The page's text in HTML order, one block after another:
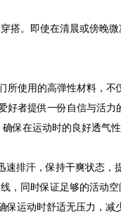
。即使在清晨或傍晚
使用的高弹性材料，
者提供一份自信与活力
保在运动时的良好透气
排汗，保持干爽状态，
同时保证足够的活动空
运动时舒适无压力，减